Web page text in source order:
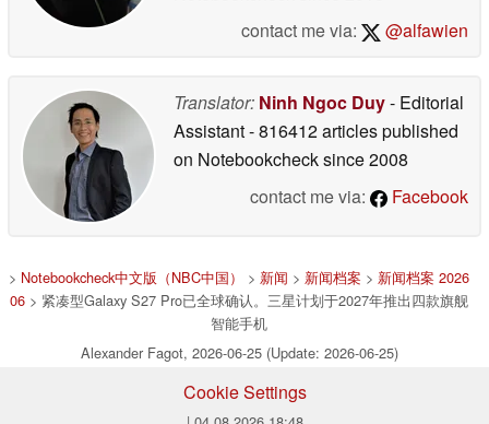
contact me via:
@alfawien
Translator: Ninh Ngoc Duy- Editorial
Assistant- 816412 articles published
on Notebookchecksince 2008
contact me via:
Facebook
> Notebookcheck中文版（NBC中国） > 新闻 > 新闻档案 > 新闻档案 2026
06 > 紧凑型Galaxy S27 Pro已全球确认。三星计划于2027年推出四款旗舰
智能手机
Alexander Fagot, 2026-06-25 (Update: 2026-06-25)
Cookie Settings